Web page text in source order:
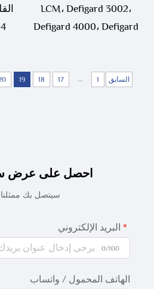
LCM، Defigard 3002،
Defigard 4000، Defigard
ومدمج في جزء واحد
4 رؤوس في وحدة واحدة
السابق 1
...
17
18
19
احصل على عرض
سيتصل بك ممثلنا
البريد الإلكتروني
0/100
الهاتف المحمول / واتساب